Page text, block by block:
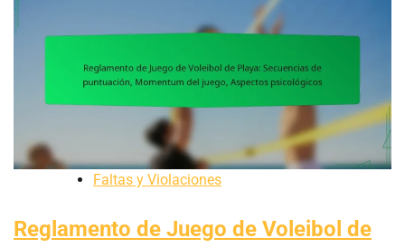
Faltas y Violaciones
Reglamento de Juego de Voleibol de